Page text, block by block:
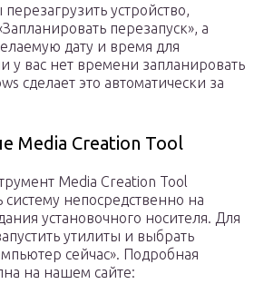
устройство,
перезапуск», а
дату и время для
у вас нет времени запланировать
сделает это автоматически за
Media Creation Tool
Media Creation Tool
непосредственно на
установочного носителя. Для
утилиты и выбрать
сейчас». Подробная
на нашем сайте: